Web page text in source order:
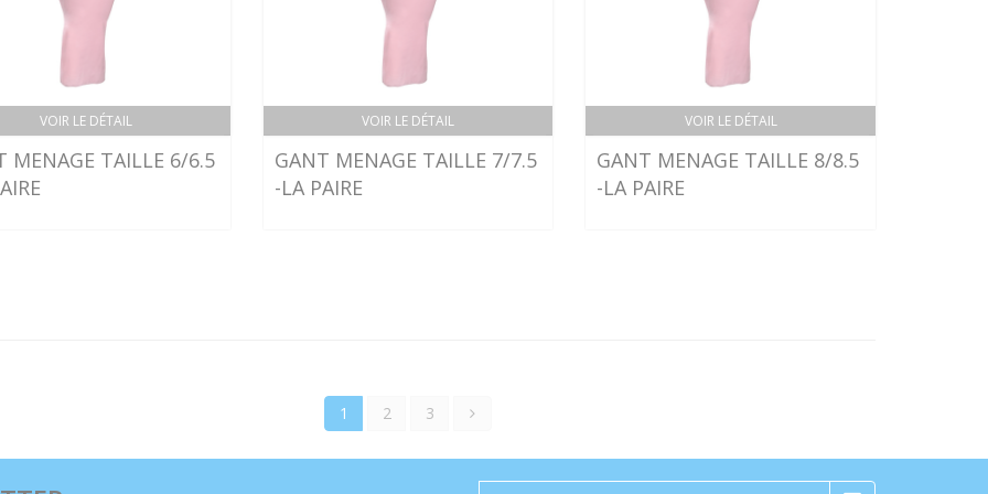
VOIR LE DÉTAIL
MENAGE TAILLE 6/6.5
VOIR LE DÉTAIL
GANT MENAGE TAILLE 7/7.5
-LA PAIRE
VOIR LE DÉTAIL
GANT MENAGE TAILLE 8/8.5
-LA PAIRE
1 2 3